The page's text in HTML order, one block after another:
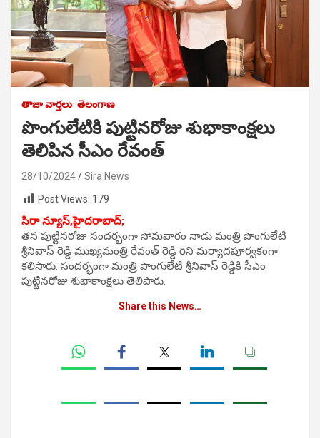
తాజా వార్తలు తెలంగాణ
పొంగులేటికి పుట్టినరోజు శుభాకాంక్షలు
తెలిపిన సీఎం రేవంత్
28/10/2024
Sira News
Post Views: 179
సిరా న్యూస్,హైదరాబాద్;
తన పుట్టినరోజు సందర్భంగా సోమవారం నాడు మంత్రి పొంగులేటి
శ్రీనివాస్ రెడ్డి ముఖ్యమంత్రి రేవంత్ రెడ్డి రిని మర్యాదపూర్వకంగా
కలిసారు. సందర్భంగా మంత్రి పొంగులేటి శ్రీనివాస్ రెడ్డికి సీఎం
పుట్టినరోజు శుభాకాంక్షలు తెలిపారు.
Share this News…